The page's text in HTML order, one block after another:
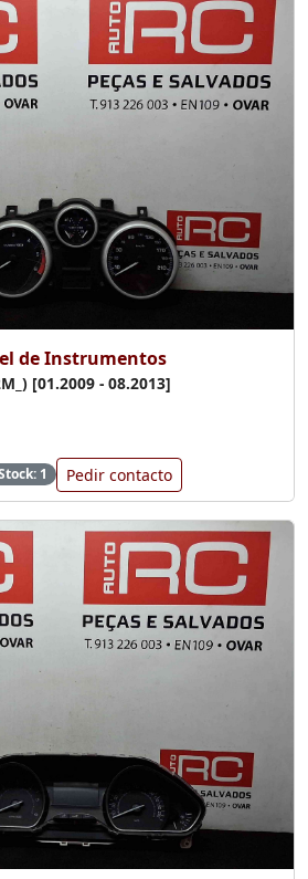
de Instrumentos
[01.2009 - 08.2013]
1 Pedir contacto